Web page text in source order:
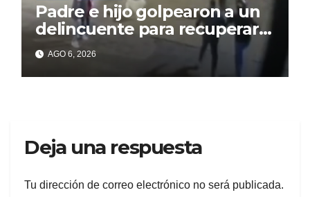
Padre e hijo golpearon a un
delincuente para recuperar
un celular robado en Berisso
AGO 6, 2026
Deja una respuesta
Tu dirección de correo electrónico no será publicada.